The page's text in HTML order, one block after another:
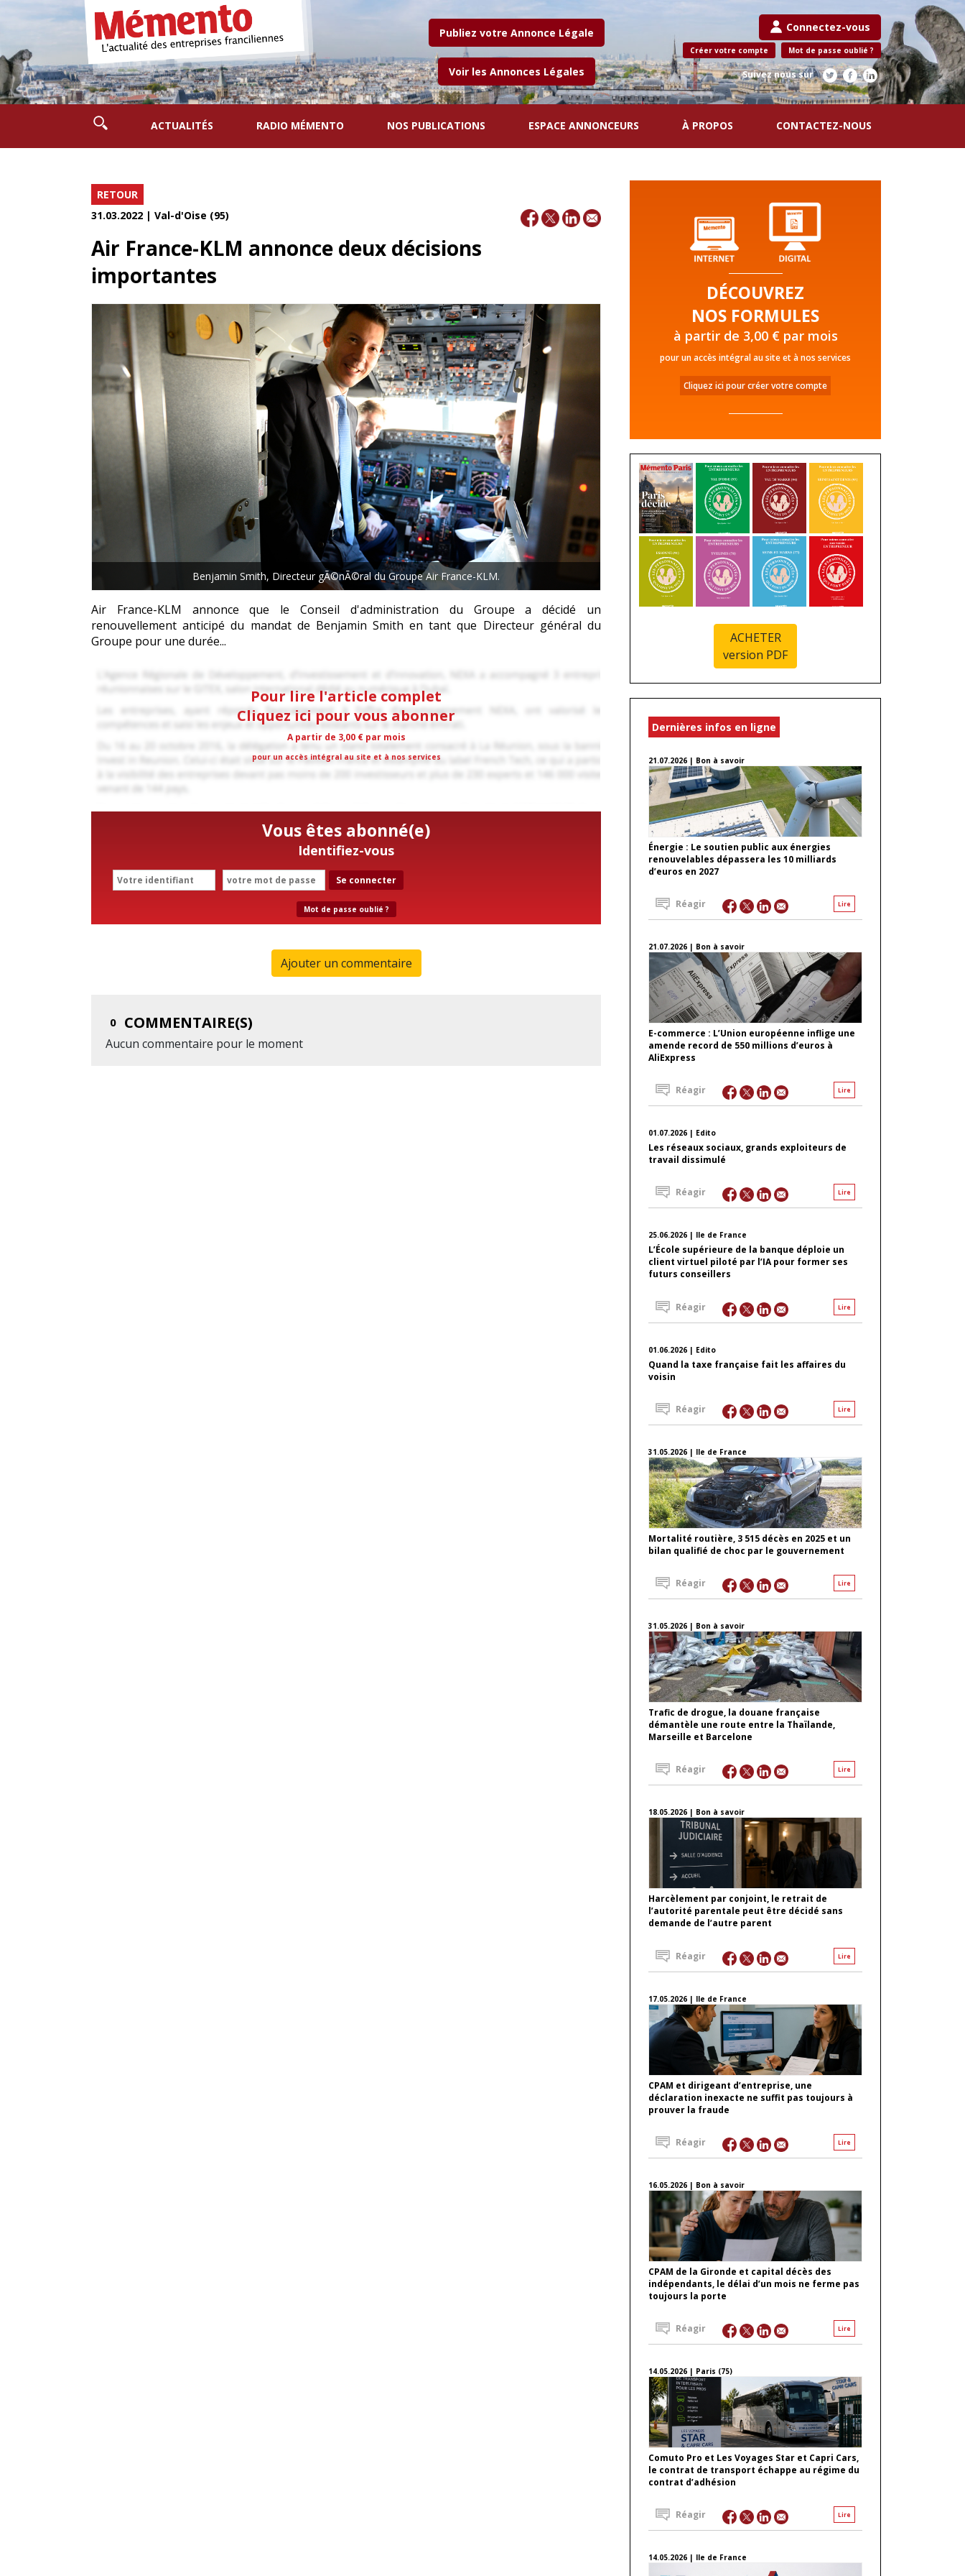
Publiez votre Annonce Légale
Voir les Annonces Légales
Connectez-vous
Créer votre compte Mot de passe oublié ?
Suivez nous sur
ACTUALITÉS RADIO MÉMENTO NOS PUBLICATIONS ESPACE ANNONCEURS À PROPOS CONTACTEZ-NOUS
RETOUR
31.03.2022 | Val-d'Oise (95)
Air France-KLM annonce deux décisions
importantes
Benjamin Smith, Directeur gÃ©nÃ©ral du Groupe Air France-KLM.
Air France-KLM annonce que le Conseil d'administration du Groupe a décidé un
renouvellement anticipé du mandat de Benjamin Smith en tant que Directeur général du
Groupe pour une durée...
Pour lire l'article complet
Cliquez ici pour vous abonner
A partir de 3,00 € par mois
pour un accès intégral au site et à nos services
Vous êtes abonné(e)
Identifiez-vous
Se connecter
Mot de passe oublié ?
Ajouter un commentaire
0 COMMENTAIRE(S)
Aucun commentaire pour le moment
DÉCOUVREZ
NOS FORMULES
à partir de 3,00 € par mois
pour un accès intégral au site et à nos services
Cliquez ici pour créer votre compte
ACHETER
version PDF
Dernières infos en ligne
21.07.2026 | Bon à savoir
Énergie : Le soutien public aux énergies
renouvelables dépassera les 10 milliards
d’euros en 2027
Lire
Réagir
21.07.2026 | Bon à savoir
E-commerce : L’Union européenne inflige une
amende record de 550 millions d’euros à
AliExpress
Lire
Réagir
01.07.2026 | Edito
Les réseaux sociaux, grands exploiteurs de
travail dissimulé
Lire
Réagir
25.06.2026 | Ile de France
L’École supérieure de la banque déploie un
client virtuel piloté par l’IA pour former ses
futurs conseillers
Lire
Réagir
01.06.2026 | Edito
Quand la taxe française fait les affaires du
voisin
Lire
Réagir
31.05.2026 | Ile de France
Mortalité routière, 3 515 décès en 2025 et un
bilan qualifié de choc par le gouvernement
Lire
Réagir
31.05.2026 | Bon à savoir
Trafic de drogue, la douane française
démantèle une route entre la Thaïlande,
Marseille et Barcelone
Lire
Réagir
18.05.2026 | Bon à savoir
Harcèlement par conjoint, le retrait de
l’autorité parentale peut être décidé sans
demande de l’autre parent
Lire
Réagir
17.05.2026 | Ile de France
CPAM et dirigeant d’entreprise, une
déclaration inexacte ne suffit pas toujours à
prouver la fraude
Lire
Réagir
16.05.2026 | Bon à savoir
CPAM de la Gironde et capital décès des
indépendants, le délai d’un mois ne ferme pas
toujours la porte
Lire
Réagir
14.05.2026 | Paris (75)
Comuto Pro et Les Voyages Star et Capri Cars,
le contrat de transport échappe au régime du
contrat d’adhésion
Lire
Réagir
14.05.2026 | Ile de France